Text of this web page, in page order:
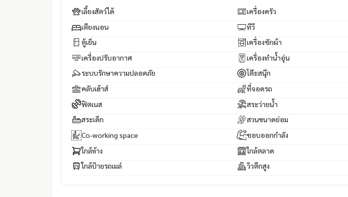
เลี้ยงสัตว์ได้
เครื่องครัว
เตียงนอน
ทีวี
ตู้เย็น
เครื่องซักผ้า
เครื่องปรับอากาศ
เครื่องทำน้ำอุ่น
ระบบรักษาความปลอดภัย
โต๊ะสนุ๊ก
คลับเฮ้าส์
ที่จอดรถ
ฟิตเนส
สระว่ายน้ำ
สระเด็ก
สวนขนาดย่อม
Co-working space
ชอบออกกำลัง
ใกล้ห้าง
ใกล้ตลาด
ใกล้ป้ายรถเมล์
วิวตึกสูง